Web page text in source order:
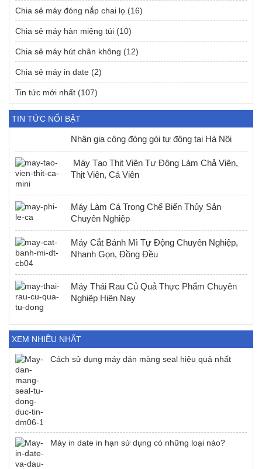
Chia sẻ máy đóng nắp chai lọ (16)
Chia sẻ máy hàn miệng túi (10)
Chia sẻ máy hút chân không (12)
Chia sẻ máy in date (2)
Tin tức mới nhất (107)
TIN TỨC NỔI BẬT
Nhận gia công đóng gói tự động tại Hà Nội
Máy Tạo Thịt Viên Tự Động Làm Chả Viên,
Thịt Viên, Cá Viên
Máy Làm Cá Trong Chế Biến Thủy Sản
Chuyên Nghiệp
Máy Cắt Bánh Mì Tự Động Chuyên Nghiệp,
Nhanh Gọn, Đồng Đều
Máy Thái Rau Củ Quả Thực Phẩm Chuyên
Nghiệp Hiện Nay
XEM NHIỀU NHẤT
Cách sử dụng máy dán màng seal hiệu quả nhất
Máy in date in hạn sử dụng có những loại nào?